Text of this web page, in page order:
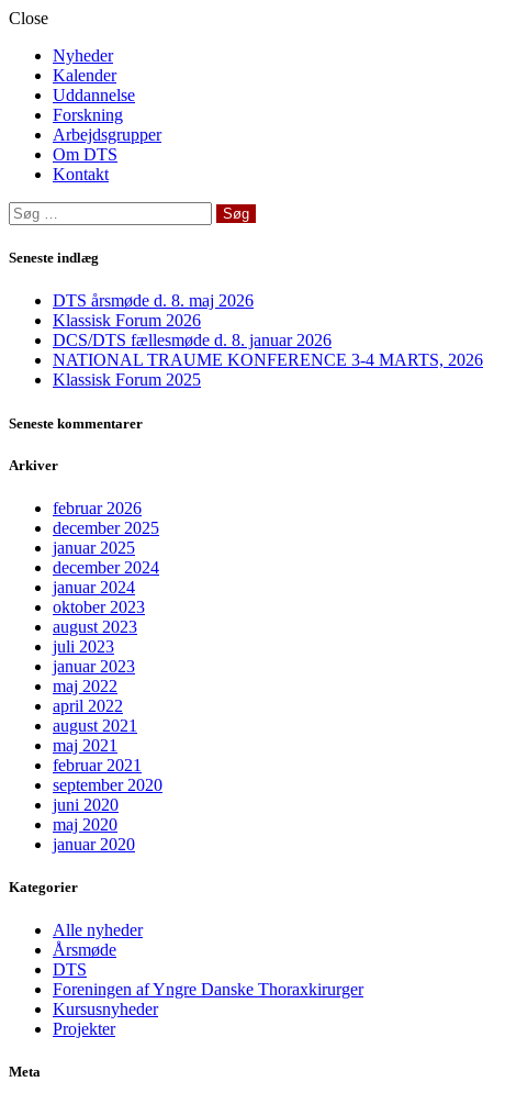
Close
Nyheder
Kalender
Uddannelse
Forskning
Arbejdsgrupper
Om DTS
Kontakt
Søg
efter:
Seneste indlæg
DTS årsmøde d. 8. maj 2026
Klassisk Forum 2026
DCS/DTS fællesmøde d. 8. januar 2026
NATIONAL TRAUME KONFERENCE 3-4 MARTS, 2026
Klassisk Forum 2025
Seneste kommentarer
Arkiver
februar 2026
december 2025
januar 2025
december 2024
januar 2024
oktober 2023
august 2023
juli 2023
januar 2023
maj 2022
april 2022
august 2021
maj 2021
februar 2021
september 2020
juni 2020
maj 2020
januar 2020
Kategorier
Alle nyheder
Årsmøde
DTS
Foreningen af Yngre Danske Thoraxkirurger
Kursusnyheder
Projekter
Meta